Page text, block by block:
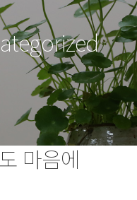
마음에